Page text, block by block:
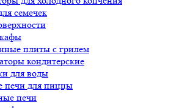
семечек
плиты с грилем
кондитерские
для воды
печи для пиццы
печи